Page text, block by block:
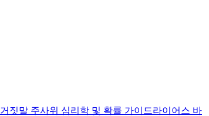
거짓말 주사위 심리학 및 확률 가이드라이어스 바